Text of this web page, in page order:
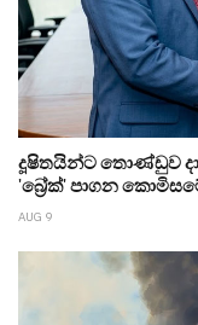
දූෂිතයින්ට තොණ්ඩුව
'බ්‍රේක්' පාගන
AUG 9